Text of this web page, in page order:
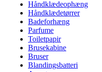
Håndklædeophæng
Håndklædetørrer
Badeforhæng
Parfume
Toiletpapir
Brusekabine
Bruser
Blandingsbatteri